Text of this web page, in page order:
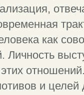
как
и целей